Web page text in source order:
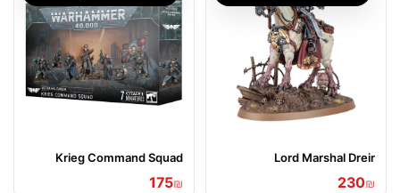
Lord Marshal Dreir
₪
230
Krieg Command Squad
₪
175